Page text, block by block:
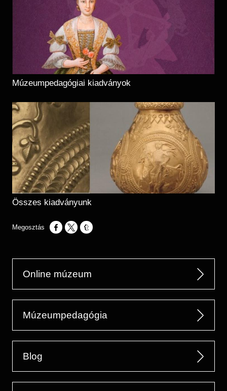
Múzeumpedagógiai kiadványok
Összes kiadványunk
Opens in a new window
Opens in a new window
Opens in a new window
Online múzeum
Múzeumpedagógia
Blog